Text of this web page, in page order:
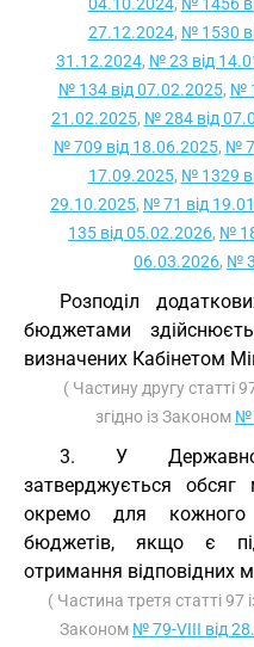
27.12.2024, № 1530
31.12.2024, № 23 від
№ 134 від 07.02.2025, №
21.02.2025, № 284 від
№ 709 від 18.06.2025, №
17.09.2025, № 1329
29.10.2025, № 71 від
135 від 05.02.2026, №
06.03.2026, №
Розподіл
бюджетами
визначених Кабінетом
( Частину другу статті
згідно із Законом №
3. У
затверджується обсяг
окремо для кожного
бюджетів, якщо є
отримання відповідних
( Частина третя статті 97
Законом № 79-VIII від